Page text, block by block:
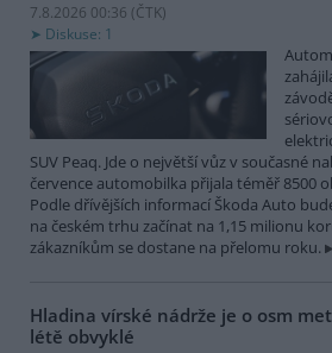
7.8.2026 00:36 (ČTK)
Diskuse: 1
SUV Peaq. Jde o největší vůz v současné
července automobilka přijala téměř 8500
Podle dřívějších informací Škoda Auto
na českém trhu začínat na 1,15 milionu
zákazníkům se dostane na přelomu roku.
Hladina vírské nádrže je o osm
létě obvyklé